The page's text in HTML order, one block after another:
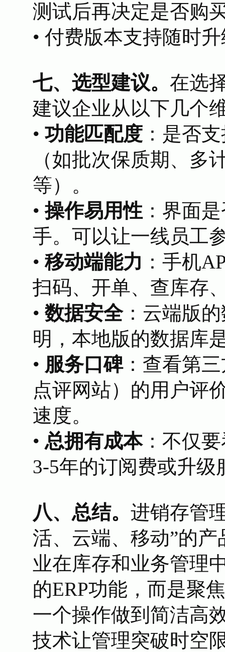
测试后再决定是否购
• 付费版本支持随时
七、选型建议。 在选
建议企业从以下几个
• 功能匹配度 ：是否
（如批次保质期、多
等）。
•操作易用性 ：界面
手。可以让一线员工
• 移动端能力 ：手机
扫码、开单、查库存
• 数据安全：云端版
明，本地版的数据库
• 服务口碑：查看第
点评网站）的用户评
速度。
• 总拥有成本：不仅
3-5年的订阅费或升级
八、总结。 进销存管
活、云端、移动”的
业在库存和业务管理
的ERP功能，而是聚
一个操作做到简洁高
技术让管理突破时空